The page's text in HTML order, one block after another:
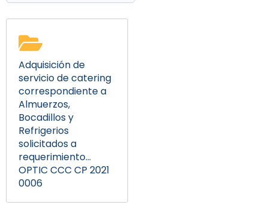
Adquisición de
servicio de catering
correspondiente a
Almuerzos,
Bocadillos y
Refrigerios
solicitados a
requerimiento...
OPTIC CCC CP 2021
0006